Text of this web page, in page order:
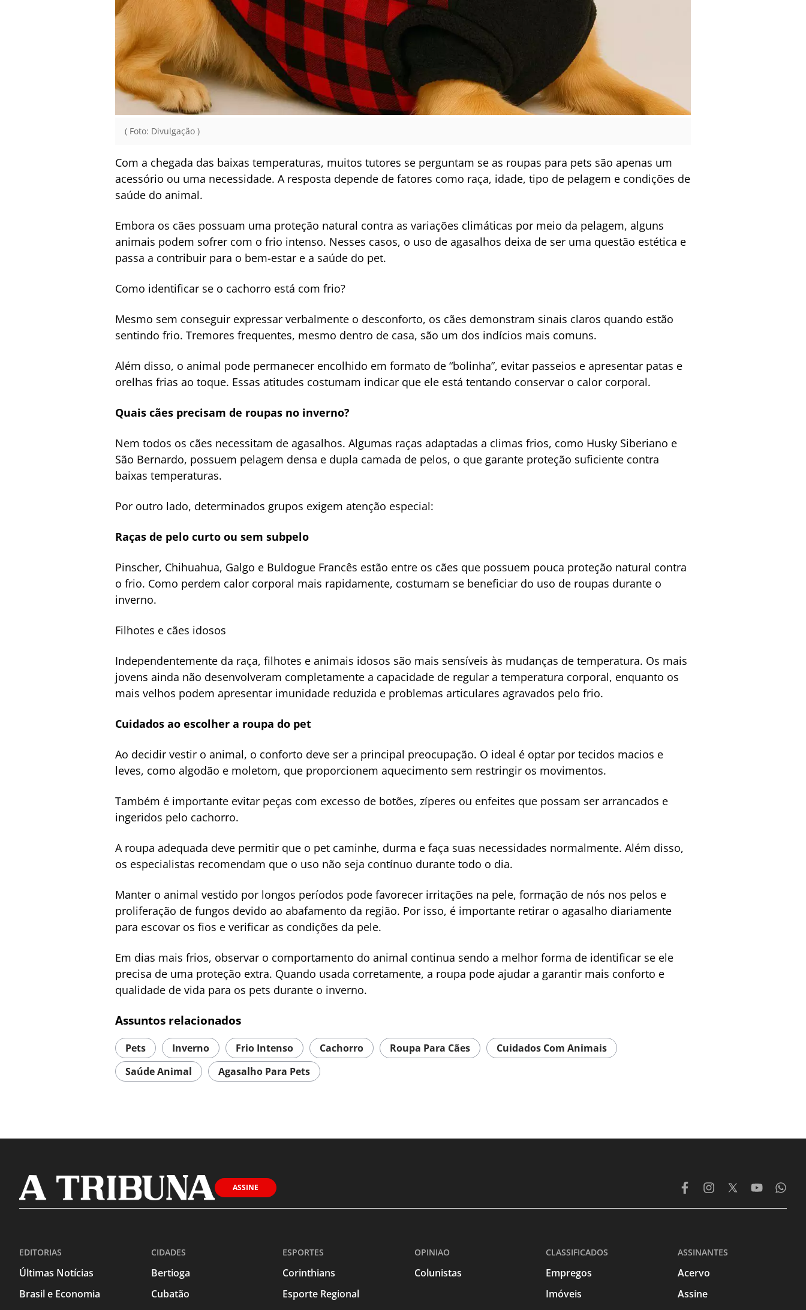
( Foto: Divulgação )
Com a chegada das baixas temperaturas, muitos tutores se perguntam se as roupas para pets são apenas um
acessório ou uma necessidade. A resposta depende de fatores como raça, idade, tipo de pelagem e condições de
saúde do animal.
Embora os cães possuam uma proteção natural contra as variações climáticas por meio da pelagem, alguns
animais podem sofrer com o frio intenso. Nesses casos, o uso de agasalhos deixa de ser uma questão estética e
passa a contribuir para o bem-estar e a saúde do pet.
Como identificar se o cachorro está com frio?
Mesmo sem conseguir expressar verbalmente o desconforto, os cães demonstram sinais claros quando estão
sentindo frio. Tremores frequentes, mesmo dentro de casa, são um dos indícios mais comuns.
Além disso, o animal pode permanecer encolhido em formato de “bolinha”, evitar passeios e apresentar patas e
orelhas frias ao toque. Essas atitudes costumam indicar que ele está tentando conservar o calor corporal.
Quais cães precisam de roupas no inverno?
Nem todos os cães necessitam de agasalhos. Algumas raças adaptadas a climas frios, como Husky Siberiano e
São Bernardo, possuem pelagem densa e dupla camada de pelos, o que garante proteção suficiente contra
baixas temperaturas.
Por outro lado, determinados grupos exigem atenção especial:
Raças de pelo curto ou sem subpelo
Pinscher, Chihuahua, Galgo e Buldogue Francês estão entre os cães que possuem pouca proteção natural contra
o frio. Como perdem calor corporal mais rapidamente, costumam se beneficiar do uso de roupas durante o
inverno.
Filhotes e cães idosos
Independentemente da raça, filhotes e animais idosos são mais sensíveis às mudanças de temperatura. Os mais
jovens ainda não desenvolveram completamente a capacidade de regular a temperatura corporal, enquanto os
mais velhos podem apresentar imunidade reduzida e problemas articulares agravados pelo frio.
Cuidados ao escolher a roupa do pet
Ao decidir vestir o animal, o conforto deve ser a principal preocupação. O ideal é optar por tecidos macios e
leves, como algodão e moletom, que proporcionem aquecimento sem restringir os movimentos.
Também é importante evitar peças com excesso de botões, zíperes ou enfeites que possam ser arrancados e
ingeridos pelo cachorro.
A roupa adequada deve permitir que o pet caminhe, durma e faça suas necessidades normalmente. Além disso,
os especialistas recomendam que o uso não seja contínuo durante todo o dia.
Manter o animal vestido por longos períodos pode favorecer irritações na pele, formação de nós nos pelos e
proliferação de fungos devido ao abafamento da região. Por isso, é importante retirar o agasalho diariamente
para escovar os fios e verificar as condições da pele.
Em dias mais frios, observar o comportamento do animal continua sendo a melhor forma de identificar se ele
precisa de uma proteção extra. Quando usada corretamente, a roupa pode ajudar a garantir mais conforto e
qualidade de vida para os pets durante o inverno.
Assuntos relacionados
Pets Inverno Frio Intenso Cachorro Roupa Para Cães
Cuidados Com Animais
Saúde Animal
Agasalho Para Pets
ASSINE
EDITORIAS
Últimas Notícias
Brasil e Economia
CIDADES
Bertioga
Cubatão
ESPORTES
Corinthians
Esporte Regional
OPINIAO
Colunistas
CLASSIFICADOS
Empregos
Imóveis
ASSINANTES
Acervo
Assine